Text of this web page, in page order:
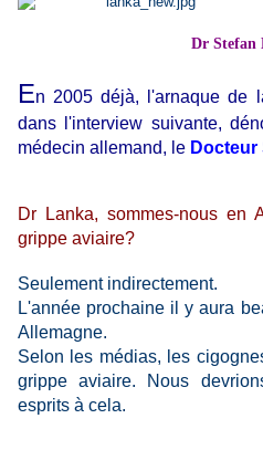
Dr Stefan
En 2005 déjà, l'arnaque de
dans l'interview suivante,
médecin allemand, le Docteur
Dr Lanka, sommes-nous en
grippe aviaire?
Seulement indirectement.
L'année prochaine il y aura
Allemagne.
Selon les médias, les
grippe aviaire. Nous
esprits à cela.